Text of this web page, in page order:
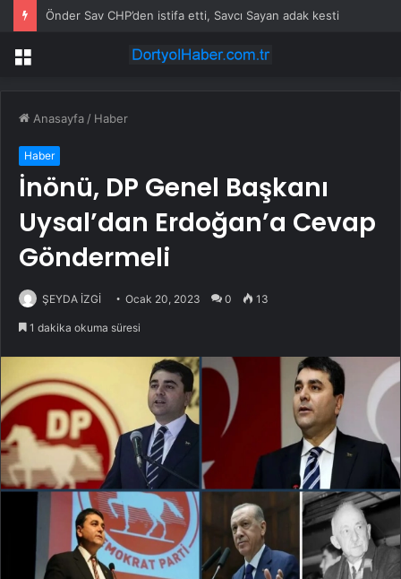
Önder Sav CHP’den istifa etti, Savcı Sayan adak kesti
Menü
Anasayfa / Haber
Haber
İnönü, DP Genel Başkanı
Uysal’dan Erdoğan’a Cevap
Göndermeli
ŞEYDA İZGİ Ocak 20, 2023 0 13
1 dakika okuma süresi